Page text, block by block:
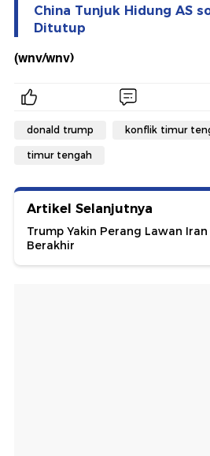
China Tunjuk Hidung AS
Ditutup
(wnv/wnv)
donald trump konflik timur
timur tengah
Artikel Selanjutnya
Trump Yakin Perang Lawan
Berakhir